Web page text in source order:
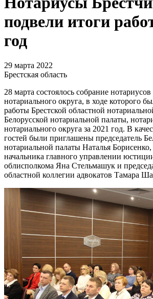
подвели итоги
год
29 марта 2022
Брестская область
28 марта состоялось собрание нотариусов
нотариального округа, в ходе которого
работы Брестской областной
Белорусской нотариальной палаты,
нотариального округа за 2021 год. В
гостей были приглашены председатель
нотариальной палаты Наталья
начальника главного управлении
облисполкома Яна Стельмашук и
областной коллегии адвокатов Тамара